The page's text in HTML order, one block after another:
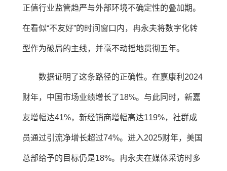
正值行业监管趋严与外部环境不确定性的叠加期。
在看似“不友好”的时间窗口内，冉永夫将数字化转
型作为破局的主线，并毫不动摇地贯彻五年。
数据证明了这条路径的正确性。在嘉康利2024
财年，中国市场业绩增长了18%。与此同时，新嘉
友增幅达41%，新经销商增幅高达119%，社群成
员通过引流净增长超过74%。进入2025财年，美国
总部给予的目标仍是18%。冉永夫在媒体采访时多